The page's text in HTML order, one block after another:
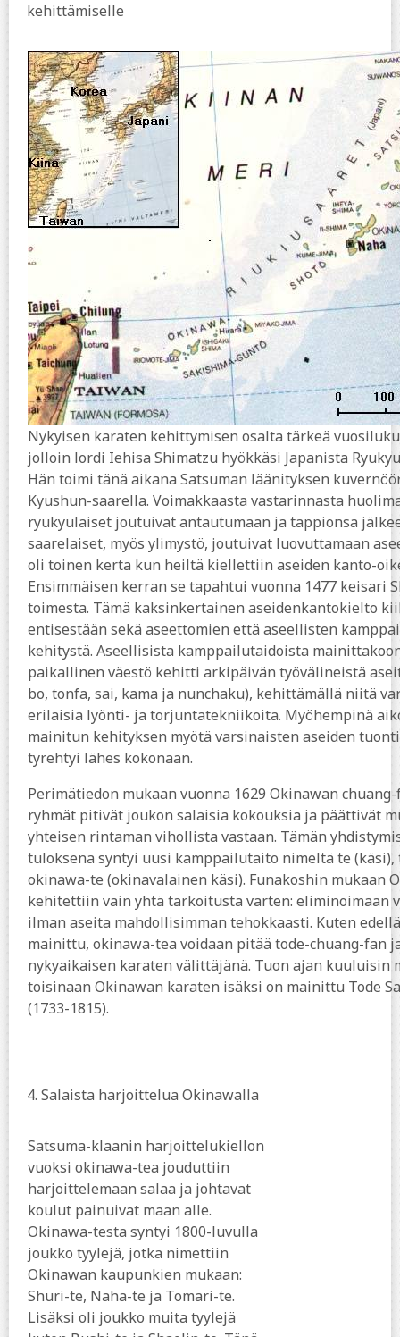
kehittämiselle
Nykyisen karaten kehittymisen osalta tärkeä
jolloin lordi Iehisa Shimatzu hyökkäsi Japanista
Hän toimi tänä aikana Satsuman läänityksen
Kyushun-saarella. Voimakkaasta vastarinnasta
ryukyulaiset joutuivat antautumaan ja tappionsa
saarelaiset, myös ylimystö, joutuivat luovuttamaan
oli toinen kerta kun heiltä kiellettiin aseiden kanto-
Ensimmäisen kerran se tapahtui vuonna 1477 keisari
toimesta. Tämä kaksinkertainen aseidenkantokielto
entisestään sekä aseettomien että aseellisten
kehitystä. Aseellisista kamppailutaidoista
paikallinen väestö kehitti arkipäivän työvälineistä
bo, tonfa, sai, kama ja nunchaku), kehittämällä niitä
erilaisia lyönti- ja torjuntatekniikoita. Myöhempinä
mainitun kehityksen myötä varsinaisten aseiden
tyrehtyi lähes kokonaan.
Perimätiedon mukaan vuonna 1629 Okinawan
ryhmät pitivät joukon salaisia kokouksia ja päättivät
yhteisen rintaman vihollista vastaan. Tämän
tuloksena syntyi uusi kamppailutaito nimeltä te (käsi),
okinawa-te (okinavalainen käsi). Funakoshin mukaan
kehitettiin vain yhtä tarkoitusta varten: eliminoimaan
ilman aseita mahdollisimman tehokkaasti. Kuten
mainittu, okinawa-tea voidaan pitää tode-chuang-fan
nykyaikaisen karaten välittäjänä. Tuon ajan kuuluisin
toisinaan Okinawan karaten isäksi on mainittu Tode
(1733-1815).
4. Salaista harjoittelua Okinawalla
Satsuma-klaanin harjoittelukiellon
vuoksi okinawa-tea jouduttiin
harjoittelemaan salaa ja johtavat
koulut painuivat maan alle.
Okinawa-testa syntyi 1800-luvulla
joukko tyylejä, jotka nimettiin
Okinawan kaupunkien mukaan:
Shuri-te, Naha-te ja Tomari-te.
Lisäksi oli joukko muita tyylejä